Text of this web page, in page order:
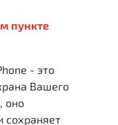
пункте
- это
Вашего
оно
сохраняет